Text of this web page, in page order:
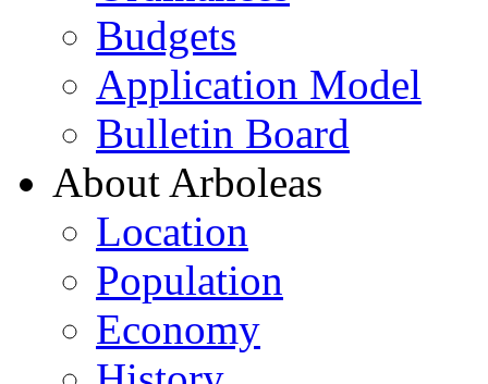
Budgets
Application Model
Bulletin Board
About Arboleas
Location
Population
Economy